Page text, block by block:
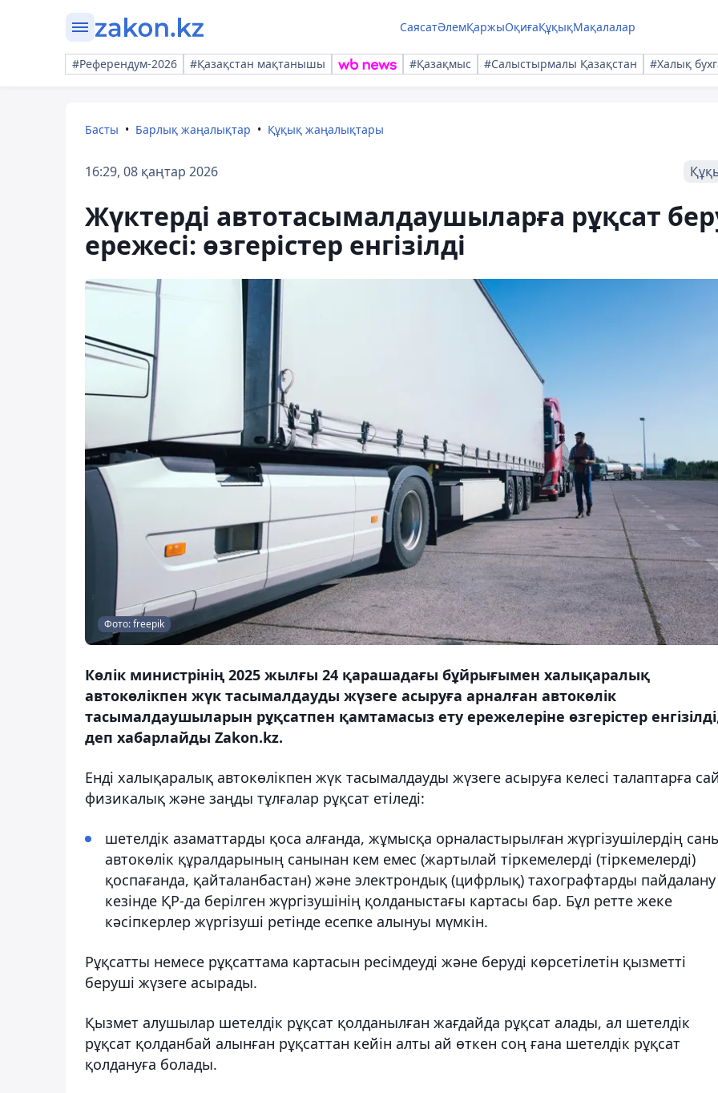
СаясатӘлемҚаржыОқиғаҚұқықМақалалар
#Референдум-2026 #Қазақстан мақтанышы #Қазақмыс #Салыстырмалы Қазақстан #Халық
Басты Барлық жаңалықтар Құқық жаңалықтары
16:29, 08 қаңтар 2026
Жүктерді автотасымалдаушыларға рұқсат
ережесі: өзгерістер енгізілді
Фото: freepik
Көлік министрінің 2025 жылғы 24 қарашадағы бұйрығымен халықаралық
автокөлікпен жүк тасымалдауды жүзеге асыруға арналған автокөлік
тасымалдаушыларын рұқсатпен қамтамасыз ету ережелеріне өзгерістер
деп хабарлайды Zakon.kz.
Енді халықаралық автокөлікпен жүк тасымалдауды жүзеге асыруға келесі талаптарға
физикалық және заңды тұлғалар рұқсат етіледі:
шетелдік азаматтарды қоса алғанда, жұмысқа орналастырылған жүргізушілердің
автокөлік құралдарының санынан кем емес (жартылай тіркемелерді (тіркемелерді)
қоспағанда, қайталанбастан) және электрондық (цифрлық) тахографтарды пайдалану
кезінде ҚР-да берілген жүргізушінің қолданыстағы картасы бар. Бұл ретте жеке
кәсіпкерлер жүргізуші ретінде есепке алынуы мүмкін.
Рұқсатты немесе рұқсаттама картасын ресімдеуді және беруді көрсетілетін қызметті
беруші жүзеге асырады.
Қызмет алушылар шетелдік рұқсат қолданылған жағдайда рұқсат алады, ал шетелдік
рұқсат қолданбай алынған рұқсаттан кейін алты ай өткен соң ғана шетелдік рұқсат
қолдануға болады.